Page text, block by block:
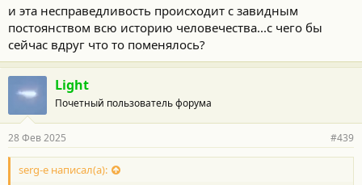
и эта несправедливость происходит с завидным
постоянством всю историю человечества...с чего бы
сейчас вдруг что то поменялось?
Light
Почетный пользователь форума
28 Фев 2025 #439
serg-e написал(а):